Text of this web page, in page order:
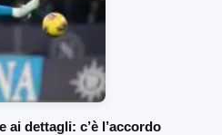
ai dettagli: c’è l’accordo